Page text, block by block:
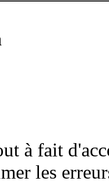
à fait
les